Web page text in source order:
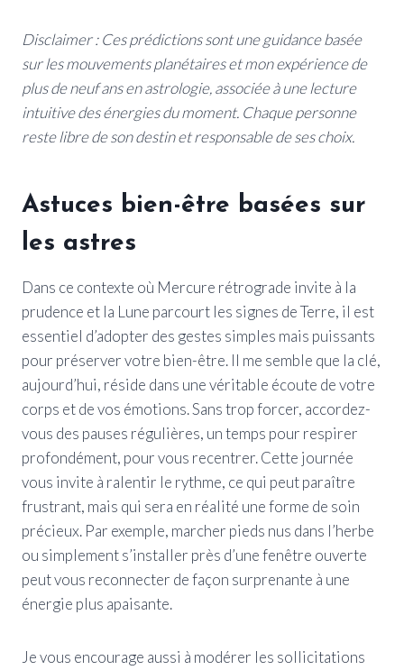
Disclaimer : Ces prédictions sont une guidance basée
sur les mouvements planétaires et mon expérience de
plus de neuf ans en astrologie, associée à une lecture
intuitive des énergies du moment. Chaque personne
reste libre de son destin et responsable de ses choix.
Astuces bien-être basées sur
les astres
Dans ce contexte où Mercure rétrograde invite à la
prudence et la Lune parcourt les signes de Terre, il est
essentiel d’adopter des gestes simples mais puissants
pour préserver votre bien-être. Il me semble que la clé,
aujourd’hui, réside dans une véritable écoute de votre
corps et de vos émotions. Sans trop forcer, accordez-
vous des pauses régulières, un temps pour respirer
profondément, pour vous recentrer. Cette journée
vous invite à ralentir le rythme, ce qui peut paraître
frustrant, mais qui sera en réalité une forme de soin
précieux. Par exemple, marcher pieds nus dans l’herbe
ou simplement s’installer près d’une fenêtre ouverte
peut vous reconnecter de façon surprenante à une
énergie plus apaisante.
Je vous encourage aussi à modérer les sollicitations